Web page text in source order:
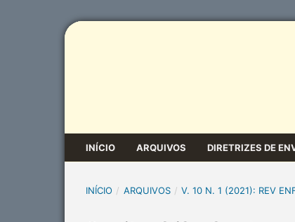
INÍCIO ARQUIVOS DIRETRIZES DE
INÍCIO / ARQUIVOS / V. 10 N. 1 (2021): REV